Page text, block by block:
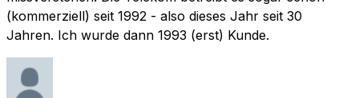
(kommerziell) seit 1992 - also dieses Jahr seit 30
Jahren. Ich wurde dann 1993 (erst) Kunde.